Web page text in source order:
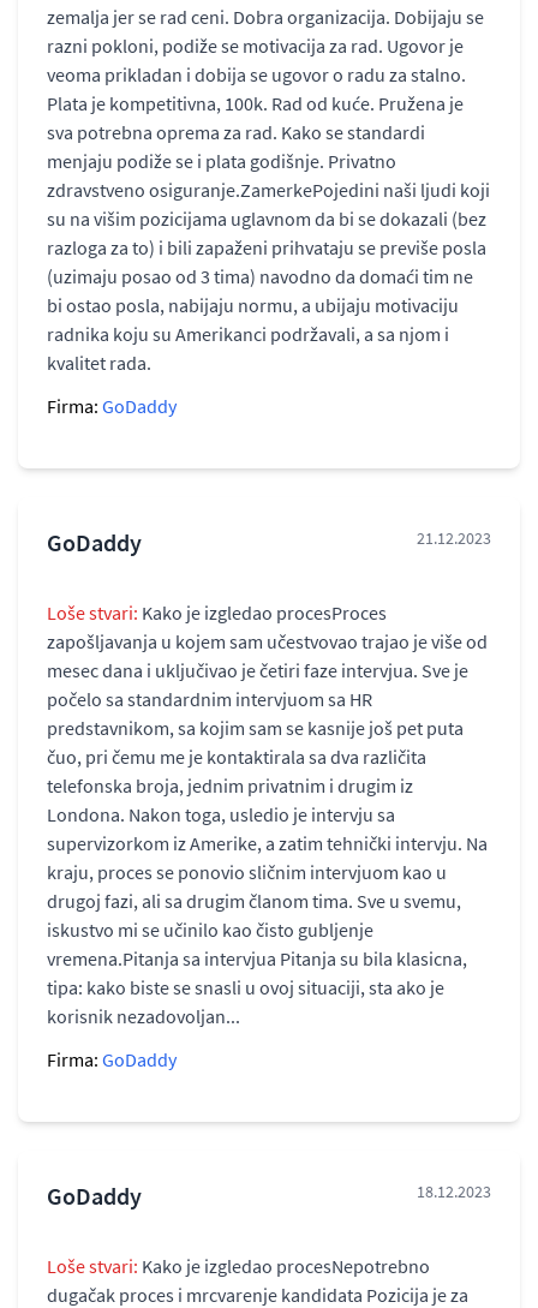
zemalja jer se rad ceni. Dobra organizacija. Dobijaju se
razni pokloni, podiže se motivacija za rad. Ugovor je
veoma prikladan i dobija se ugovor o radu za stalno.
Plata je kompetitivna, 100k. Rad od kuće. Pružena je
sva potrebna oprema za rad. Kako se standardi
menjaju podiže se i plata godišnje. Privatno
zdravstveno osiguranje.ZamerkePojedini naši ljudi koji
su na višim pozicijama uglavnom da bi se dokazali (bez
razloga za to) i bili zapaženi prihvataju se previše posla
(uzimaju posao od 3 tima) navodno da domaći tim ne
bi ostao posla, nabijaju normu, a ubijaju motivaciju
radnika koju su Amerikanci podržavali, a sa njom i
kvalitet rada.
Firma: GoDaddy
GoDaddy 21.12.2023
Loše stvari: Kako je izgledao procesProces
zapošljavanja u kojem sam učestvovao trajao je više od
mesec dana i uključivao je četiri faze intervjua. Sve je
počelo sa standardnim intervjuom sa HR
predstavnikom, sa kojim sam se kasnije još pet puta
čuo, pri čemu me je kontaktirala sa dva različita
telefonska broja, jednim privatnim i drugim iz
Londona. Nakon toga, usledio je intervju sa
supervizorkom iz Amerike, a zatim tehnički intervju. Na
kraju, proces se ponovio sličnim intervjuom kao u
drugoj fazi, ali sa drugim članom tima. Sve u svemu,
iskustvo mi se učinilo kao čisto gubljenje
vremena.Pitanja sa intervjua Pitanja su bila klasicna,
tipa: kako biste se snasli u ovoj situaciji, sta ako je
korisnik nezadovoljan...
Firma: GoDaddy
GoDaddy 18.12.2023
Loše stvari: Kako je izgledao procesNepotrebno
dugačak proces i mrcvarenje kandidata Pozicija je za